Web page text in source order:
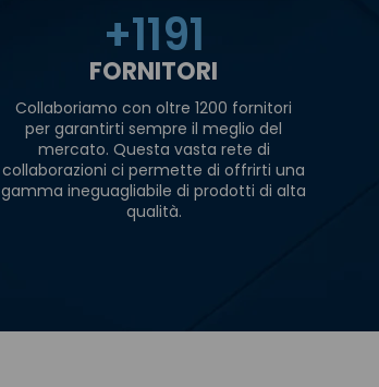
+1200
FORNITORI
Collaboriamo con oltre 1200 fornitori
per garantirti sempre il meglio del
mercato. Questa vasta rete di
collaborazioni ci permette di offrirti una
gamma ineguagliabile di prodotti di alta
qualità.